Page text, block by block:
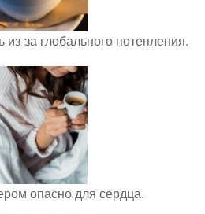
из-за глобального потепления.
опасно для сердца.